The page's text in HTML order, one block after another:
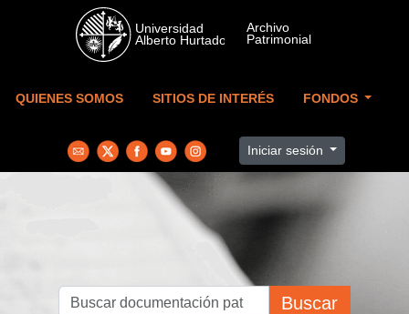
Skip to main content
QUIENES SOMOS SITIOS DE INTERÉS FONDOS
Iniciar sesión
Buscar